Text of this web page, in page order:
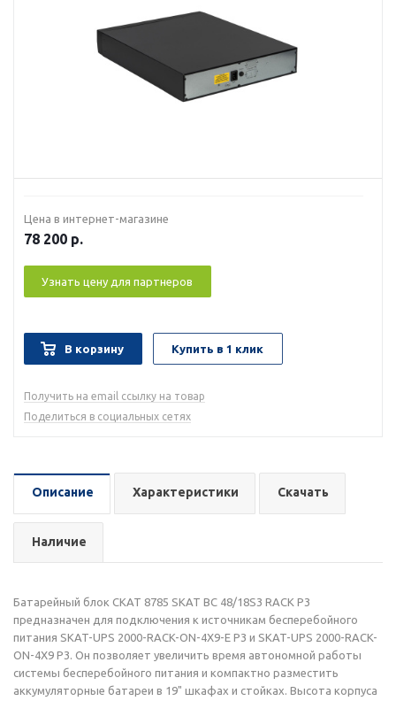
Цена в интернет-магазине
78 200 р.
Узнать цену для партнеров
В корзину Купить в 1 клик
Получить на email ссылку на товар
Поделиться в социальных сетях
Описание Характеристики Скачать
Наличие
Батарейный блок СКАТ 8785 SKAT BC 48/18S3 RACK P3
предназначен для подключения к источникам бесперебойного
питания SKAT-UPS 2000-RACK-ON-4X9-E P3 и SKAT-UPS 2000-RACK-
ON-4X9 P3. Он позволяет увеличить время автономной работы
системы бесперебойного питания и компактно разместить
аккумуляторные батареи в 19" шкафах и стойках. Высота корпуса